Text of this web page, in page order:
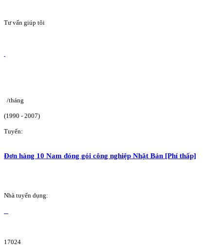
Tư vấn giúp tôi
/tháng
(1990 - 2007)
Tuyển:
Đơn hàng 10 Nam đóng gói công nghiệp Nhật Bản [Phí thấp]
Nhà tuyển dụng:
17024